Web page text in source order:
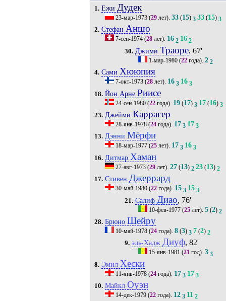
1. Ежи Дудек
23-мар-1973(29лет). 33(15) 3 33(15) 3
2. Стефан Аншо
7-сен-1974(28лет). 16 2 16 2
30. Джими Траоре, 67'
1-мар-1980 (22 года).2 2
4. Сами Хююпия
7-окт-1973(28лет). 16 3 16 3
18. Йон Арне Риисе
24-сен-1980(22года). 19(17) 3 17(16) 3
23. Джейми Каррагер
28-янв-1978(24года). 17 3 17 3
13. Дэнни Мёрфи
18-мар-1977(25лет). 17 3 16 3
16. Дитмар Хаман
27-авг-1973(29лет). 27(13) 2 23(13) 2
17. Стивен Джеррард
30-май-1980(22года). 15 3 15 3
21. Салиф Диао, 76'
10-фев-1977 (25 лет).5 (2) 2
28. Брюно Шейру
10-май-1978(24года). 8(3) 3 7(2) 2
9. эль-Хадж Диуф, 82'
15-янв-1981 (21 год).3 3
8. Эмил Хески
11-янв-1978(24года). 17 3 17 3
10. Майкл Оуэн
14-дек-1979(22года). 12 3 11 2